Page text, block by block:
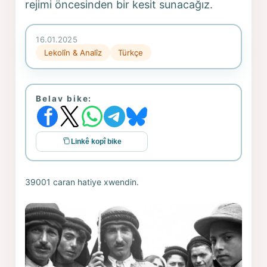
rejimi öncesinden bir kesit sunacağız.
16.01.2025
Lekolîn & Analîz
Türkçe
Belav bike:
Linkê kopî bike
39001 caran hatiye xwendin.